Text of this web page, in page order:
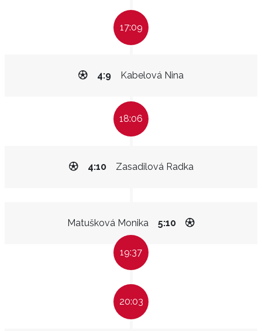
17:09
Kabelová Nina
4:9
18:06
Zasadilová Radka
4:10
Matušková Monika 5:10
19:37
20:03